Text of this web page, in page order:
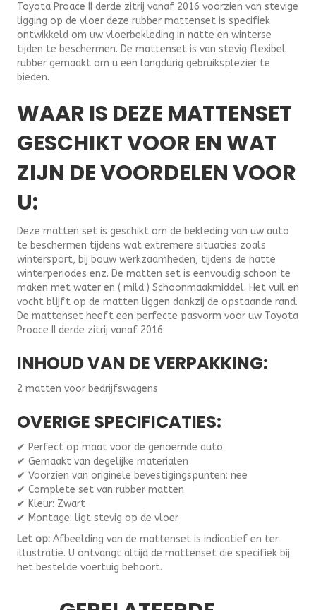
Toyota Proace II derde zitrij vanaf 2016 voorzien van stevige
ligging op de vloer deze rubber mattenset is specifiek
ontwikkeld om uw vloerbekleding in natte en winterse
tijden te beschermen. De mattenset is van stevig flexibel
rubber gemaakt om u een langdurig gebruiksplezier te
bieden.
WAAR IS DEZE MATTENSET
GESCHIKT VOOR EN WAT
ZIJN DE VOORDELEN VOOR
U:
Deze matten set is geschikt om de bekleding van uw auto
te beschermen tijdens wat extremere situaties zoals
wintersport, bij bouw werkzaamheden, tijdens de natte
winterperiodes enz. De matten set is eenvoudig schoon te
maken met water en ( mild ) Schoonmaakmiddel. Het vuil en
vocht blijft op de matten liggen dankzij de opstaande rand.
De mattenset heeft een perfecte pasvorm voor uw Toyota
Proace II derde zitrij vanaf 2016
INHOUD VAN DE VERPAKKING:
2 matten voor bedrijfswagens
OVERIGE SPECIFICATIES:
✔ Perfect op maat voor de genoemde auto
✔ Gemaakt van degelijke materialen
✔ Voorzien van originele bevestigingspunten: nee
✔ Complete set van rubber matten
✔ Kleur: Zwart
✔ Montage: ligt stevig op de vloer
Let op: Afbeelding van de mattenset is indicatief en ter
illustratie. U ontvangt altijd de mattenset die specifiek bij
het bestelde voertuig behoort.